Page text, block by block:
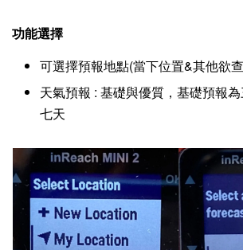
功能選擇
可選擇預報地點(當下位置&其他欲
天氣預報 : 基礎與優質，基礎預報
七天